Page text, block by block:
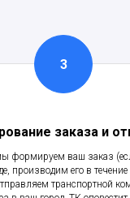
заказа и
формируем ваш заказ
производим его в
транспортной